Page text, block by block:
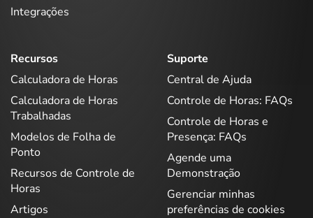
Integrações
Recursos
Calculadora de Horas
Calculadora de Horas
Trabalhadas
Modelos de Folha de
Ponto
Recursos de Controle de
Horas
Artigos
Suporte
Central de Ajuda
Controle de Horas: FAQs
Controle de Horas e
Presença: FAQs
Agende uma
Demonstração
Gerenciar minhas
preferências de cookies